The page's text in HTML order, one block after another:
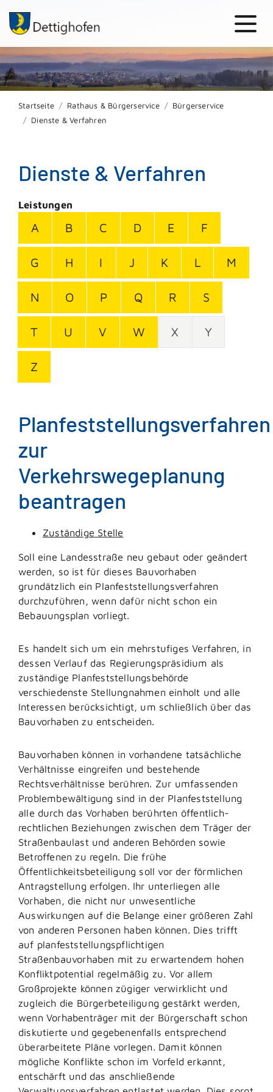
Startseite Rathaus & Bürgerservice
Bürgerservice
Dienste & Verfahren
Dienste & Verfahren
Leistungen
A B C D E F
G H I J K L M
N O P Q R S
T U V W X Y
Z
Planfeststellungsverfahren
zur
Verkehrswegeplanung
beantragen
Zuständige Stelle
Soll eine Landesstraße neu gebaut oder geändert
werden, so ist für dieses Bauvorhaben
grundätzlich ein Planfeststellungsverfahren
durchzuführen, wenn dafür nicht schon ein
Bebauungsplan vorliegt.
Es handelt sich um ein mehrstufiges Verfahren, in
dessen Verlauf das Regierungspräsidium als
zuständige Planfeststellungsbehörde
verschiedenste Stellungnahmen einholt und alle
Interessen berücksichtigt, um schließlich über das
Bauvorhaben zu entscheiden.
Bauvorhaben können in vorhandene tatsächliche
Verhältnisse eingreifen und bestehende
Rechtsverhältnisse berühren. Zur umfassenden
Problembewältigung sind in der Planfeststellung
alle durch das Vorhaben berührten öffentlich-
rechtlichen Beziehungen zwischen dem Träger der
Straßenbaulast und anderen Behörden sowie
Betroffenen zu regeln. Die frühe
Öffentlichkeitsbeteiligung soll vor der förmlichen
Antragstellung erfolgen. Ihr unterliegen alle
Vorhaben, die nicht nur unwesentliche
Auswirkungen auf die Belange einer größeren Zahl
von anderen Personen haben können. Dies trifft
auf planfeststellungspflichtigen
Straßenbauvorhaben mit zu erwartendem hohen
Konfliktpotential regelmäßig zu. Vor allem
Großprojekte können zügiger verwirklicht und
zugleich die Bürgerbeteiligung gestärkt werden,
wenn Vorhabenträger mit der Bürgerschaft schon
diskutierte und gegebenenfalls entsprechend
überarbeitete Pläne vorlegen. Damit können
mögliche Konflikte schon im Vorfeld erkannt,
entschärft und das anschließende